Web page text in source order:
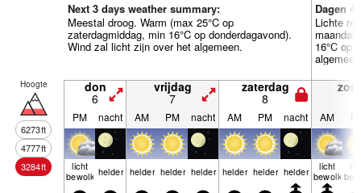
Next 3 days weather summary:
Meestal droog. Warm (max 25°C op
zaterdagmiddag, min 16°C op donderdagavond).
Wind zal licht zijn over het algemeen.
Dagen
Lichte
16°C op
Hoogte
6273ft
4777ft
3284ft
don
6
vrijdag
7
zaterdag
8
PM nacht AM PM nacht AM PM nacht AM
licht
bewolkt helder helder helder helder helder helder helder licht
bewolkt